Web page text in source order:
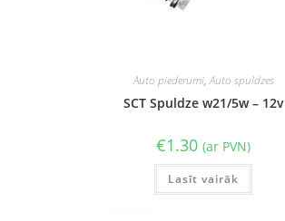
Auto piederumi,Auto spuldzes
SCT Spuldze w21/5w – 12v
€1.30 (ar PVN)
Lasīt vairāk